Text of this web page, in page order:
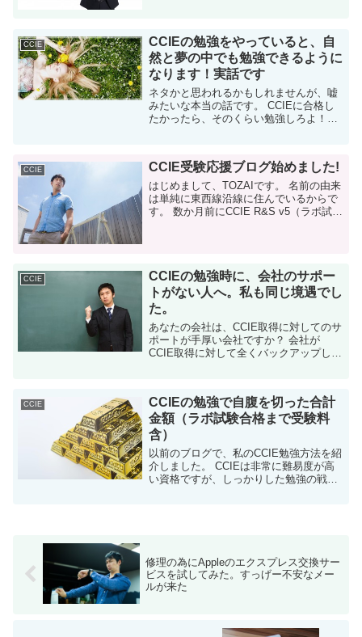
CCIE
CCIEの勉強をやっていると、自
然と夢の中でも勉強できるように
なります！実話です
ネタかと思われるかもしれませんが、嘘
みたいな本当の話です。 CCIEに合格し
たかったら、そのくらい勉強しろよ！っ
らCCIEの夢を見る ググってみたら...
CCIE CCIE受験応援ブログ始めました!
はじめまして、TOZAIです。 名前の由来
は単純に東西線沿線に住んでいるからで
す。 数か月前にCCIE R&S v5（ラボ試
CCIE
CCIEの勉強時に、会社のサポー
トがない人へ。私も同じ境遇でし
た。
あなたの会社は、CCIE取得に対してのサ
ポートが手厚い会社ですか？ 会社が
CCIE取得に対して全くバックアップして
CCIE
CCIEの勉強で自腹を切った合計
金額（ラボ試験合格まで受験料
含）
以前のブログで、私のCCIE勉強方法を紹
介しました。 CCIEは非常に難易度が高
い資格ですが、しっかりした勉強の戦略
修理の為にAppleのエクスプレス交換サー
ビスを試してみた。すっげー不安なメー
ルが来た